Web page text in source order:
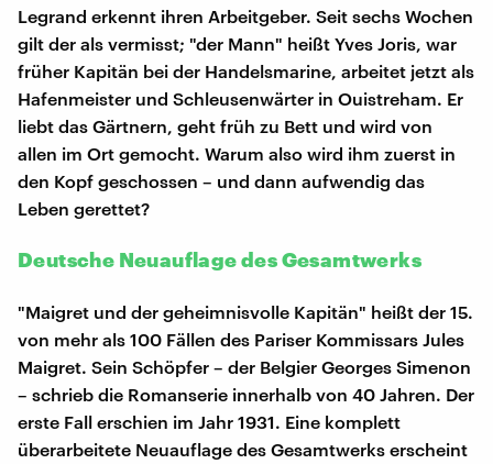
Legrand erkennt ihren Arbeitgeber. Seit sechs Wochen
gilt der als vermisst; "der Mann" heißt Yves Joris, war
früher Kapitän bei der Handelsmarine, arbeitet jetzt als
Hafenmeister und Schleusenwärter in Ouistreham. Er
liebt das Gärtnern, geht früh zu Bett und wird von
allen im Ort gemocht. Warum also wird ihm zuerst in
den Kopf geschossen – und dann aufwendig das
Leben gerettet?
Deutsche Neuauflage des Gesamtwerks
"Maigret und der geheimnisvolle Kapitän" heißt der 15.
von mehr als 100 Fällen des Pariser Kommissars Jules
Maigret. Sein Schöpfer – der Belgier Georges Simenon
– schrieb die Romanserie innerhalb von 40 Jahren. Der
erste Fall erschien im Jahr 1931. Eine komplett
überarbeitete Neuauflage des Gesamtwerks erscheint